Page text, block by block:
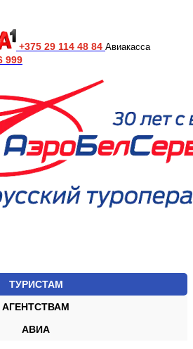
+375 29 114 48 84 Авиакасса
999
ТУРИСТАМ
АГЕНТСТВАМ
АВИА